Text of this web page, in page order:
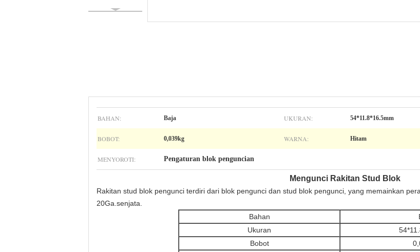
BAHAN: Baja UKURAN: 54*11.8*16.5mm
BOBOT: 0,039kg WARNA: Hitam
MENYOROTI: Pengaturan blok penguncian
Mengunci Rakitan Stud Blok
Rakitan stud blok pengunci terdiri dari blok pengunci dan stud blok pengunci, yang memainkan
20Ga.senjata.
Bahan
Ukuran
Bobot